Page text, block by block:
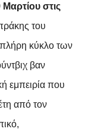
στις
του
κύκλο των
βαν
εμπειρία που
από τον